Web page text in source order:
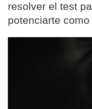
resolver el test
potenciarte